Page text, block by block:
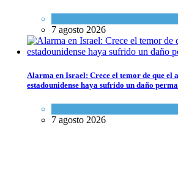
7 agosto 2026
Alarma en Israel: Crece el temor de que el
estadounidense haya sufrido un daño
7 agosto 2026